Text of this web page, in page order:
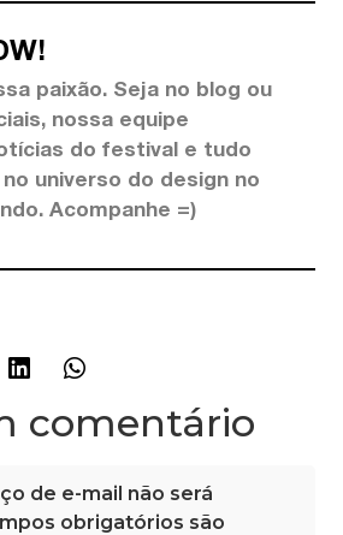
paixão. Seja no blog ou
nossa equipe
do festival e tudo
universo do design no
Acompanhe =)
comentário
de e-mail não será
obrigatórios são